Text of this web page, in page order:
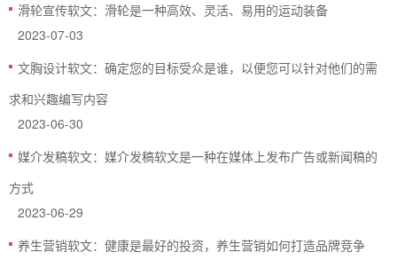
滑轮宣传软文：滑轮是一种高效、灵活、易用的运动装备
2023-07-03
文胸设计软文：确定您的目标受众是谁，以便您可以针对他们的需
求和兴趣编写内容
2023-06-30
媒介发稿软文：媒介发稿软文是一种在媒体上发布广告或新闻稿的
方式
2023-06-29
养生营销软文：健康是最好的投资，养生营销如何打造品牌竞争